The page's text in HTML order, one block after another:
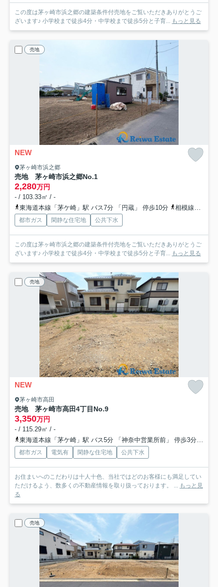
この度は茅ヶ崎市浜之郷の建築条件付売地をご覧いただきありがとうご
ざいます♪ 小学校まで徒歩4分・中学校まで徒歩5分と子育... もっと見る
売地
NEW
茅ヶ崎市浜之郷
売地 茅ヶ崎市浜之郷No.1
2,280万円
- / 103.33㎡ / -
東海道本線「茅ケ崎」駅 バス7分 「円蔵」 停歩10分
相模線「茅ケ崎」駅 バス7分 「円蔵」 停歩10分
都市ガス 閑静な住宅地 公共下水
この度は茅ヶ崎市浜之郷の建築条件付売地をご覧いただきありがとうご
ざいます♪ 小学校まで徒歩4分・中学校まで徒歩5分と子育... もっと見る
売地
NEW
茅ヶ崎市高田
売地 茅ヶ崎市高田4丁目 No.9
3,350万円
- / 115.29㎡ / -
東海道本線「茅ケ崎」駅 バス5分 「神奈中営業所前」 停歩3分
都市ガス 電気有 閑静な住宅地 公共下水
お住まいへのこだわりは十人十色、当社ではどのお客様にも満足してい
ただけるよう、数多くの不動産情報を取り扱っております。 ... もっと見
る
売地